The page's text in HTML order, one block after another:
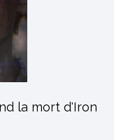
la mort d'Iron